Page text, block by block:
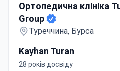
Ортопедична клініка
Group
Туреччина, Бурса
Kayhan Turan
28 років досвіду